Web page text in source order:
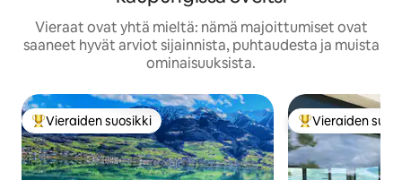
Vieraat ovat yhtä mieltä: nämä majoittumiset ovat
saaneet hyvät arviot sijainnista, puhtaudesta ja muista
ominaisuuksista.
Vieraiden suosikkien parhaimmistoa
Vieraiden suosikki Vieraiden
Vieraiden